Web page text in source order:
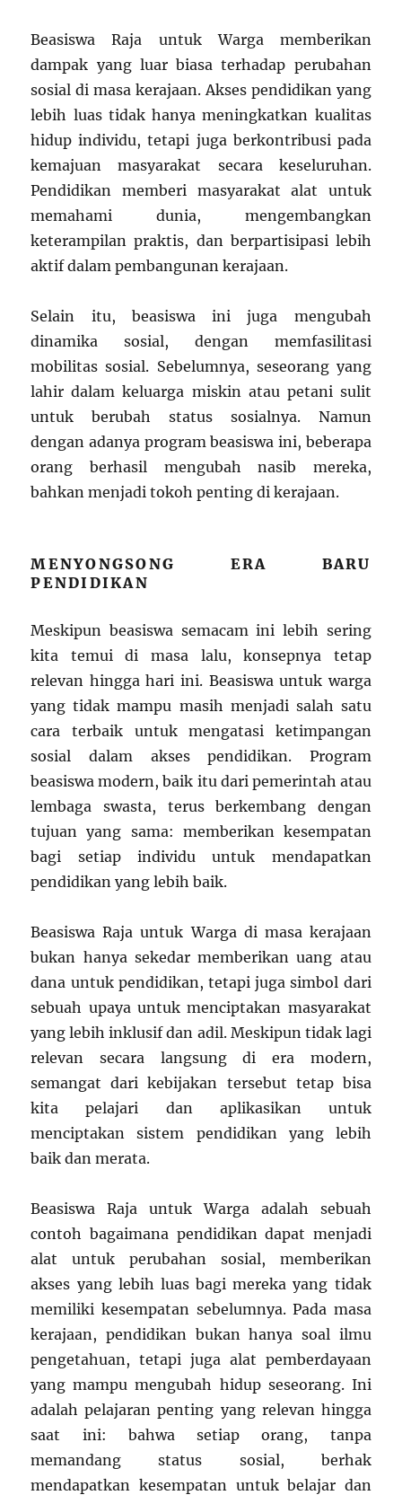
Beasiswa Raja untuk Warga memberikan
dampak yang luar biasa terhadap perubahan
sosial di masa kerajaan. Akses pendidikan yang
lebih luas tidak hanya meningkatkan kualitas
hidup individu, tetapi juga berkontribusi pada
kemajuan masyarakat secara keseluruhan.
Pendidikan memberi masyarakat alat untuk
memahami dunia, mengembangkan
keterampilan praktis, dan berpartisipasi lebih
aktif dalam pembangunan kerajaan.
Selain itu, beasiswa ini juga mengubah
dinamika sosial, dengan memfasilitasi
mobilitas sosial. Sebelumnya, seseorang yang
lahir dalam keluarga miskin atau petani sulit
untuk berubah status sosialnya. Namun
dengan adanya program beasiswa ini, beberapa
orang berhasil mengubah nasib mereka,
bahkan menjadi tokoh penting di kerajaan.
MENYONGSONG ERA BARU
PENDIDIKAN
Meskipun beasiswa semacam ini lebih sering
kita temui di masa lalu, konsepnya tetap
relevan hingga hari ini. Beasiswa untuk warga
yang tidak mampu masih menjadi salah satu
cara terbaik untuk mengatasi ketimpangan
sosial dalam akses pendidikan. Program
beasiswa modern, baik itu dari pemerintah atau
lembaga swasta, terus berkembang dengan
tujuan yang sama: memberikan kesempatan
bagi setiap individu untuk mendapatkan
pendidikan yang lebih baik.
Beasiswa Raja untuk Warga di masa kerajaan
bukan hanya sekedar memberikan uang atau
dana untuk pendidikan, tetapi juga simbol dari
sebuah upaya untuk menciptakan masyarakat
yang lebih inklusif dan adil. Meskipun tidak lagi
relevan secara langsung di era modern,
semangat dari kebijakan tersebut tetap bisa
kita pelajari dan aplikasikan untuk
menciptakan sistem pendidikan yang lebih
baik dan merata.
Beasiswa Raja untuk Warga adalah sebuah
contoh bagaimana pendidikan dapat menjadi
alat untuk perubahan sosial, memberikan
akses yang lebih luas bagi mereka yang tidak
memiliki kesempatan sebelumnya. Pada masa
kerajaan, pendidikan bukan hanya soal ilmu
pengetahuan, tetapi juga alat pemberdayaan
yang mampu mengubah hidup seseorang. Ini
adalah pelajaran penting yang relevan hingga
saat ini: bahwa setiap orang, tanpa
memandang status sosial, berhak
mendapatkan kesempatan untuk belajar dan